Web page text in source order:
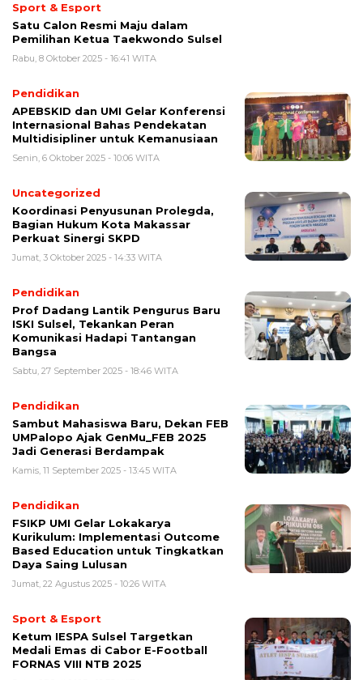
Sport & Esport
Satu Calon Resmi Maju dalam
Pemilihan Ketua Taekwondo Sulsel
Rabu, 8 Oktober 2025 - 16:41 WITA
Pendidikan
APEBSKID dan UMI Gelar Konferensi
Internasional Bahas Pendekatan
Multidisipliner untuk Kemanusiaan
Senin, 6 Oktober 2025 - 10:06 WITA
Uncategorized
Koordinasi Penyusunan Prolegda,
Bagian Hukum Kota Makassar
Perkuat Sinergi SKPD
Jumat, 3 Oktober 2025 - 14:33 WITA
Pendidikan
Prof Dadang Lantik Pengurus Baru
ISKI Sulsel, Tekankan Peran
Komunikasi Hadapi Tantangan
Bangsa
Sabtu, 27 September 2025 - 18:46 WITA
Pendidikan
Sambut Mahasiswa Baru, Dekan FEB
UMPalopo Ajak GenMu_FEB 2025
Jadi Generasi Berdampak
Kamis, 11 September 2025 - 13:45 WITA
Pendidikan
FSIKP UMI Gelar Lokakarya
Kurikulum: Implementasi Outcome
Based Education untuk Tingkatkan
Daya Saing Lulusan
Jumat, 22 Agustus 2025 - 10:26 WITA
Sport & Esport
Ketum IESPA Sulsel Targetkan
Medali Emas di Cabor E-Football
FORNAS VIII NTB 2025